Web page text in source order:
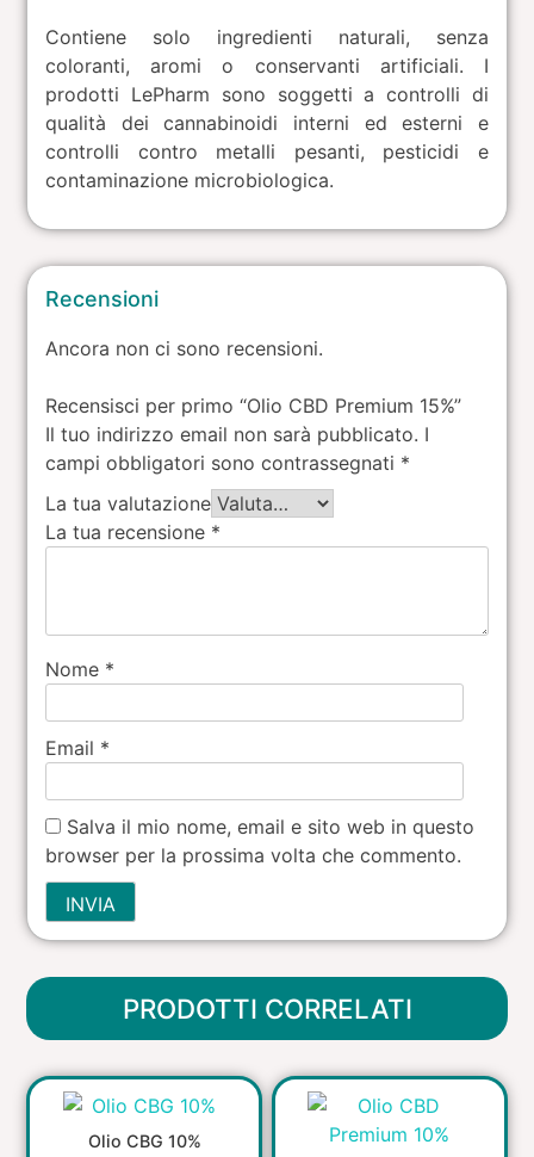
Contiene solo ingredienti naturali, senza
coloranti, aromi o conservanti artificiali. I
prodotti LePharm sono soggetti a controlli di
qualità dei cannabinoidi interni ed esterni e
controlli contro metalli pesanti, pesticidi e
contaminazione microbiologica.
Recensioni
Ancora non ci sono recensioni.
Recensisci per primo “Olio CBD Premium 15%”
Il tuo indirizzo email non sarà pubblicato. I
campi obbligatori sono contrassegnati *
La tua valutazione
La tua recensione *
Nome *
Email *
Salva il mio nome, email e sito web in questo
browser per la prossima volta che commento.
PRODOTTI CORRELATI
Olio CBG 10%